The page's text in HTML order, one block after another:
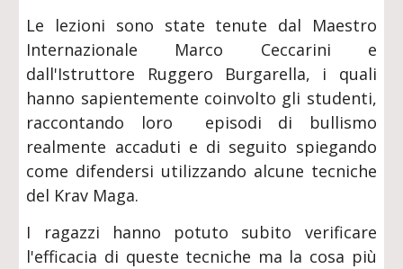
Le lezioni sono state tenute dal Maestro
Internazionale Marco Ceccarini e
dall'Istruttore Ruggero Burgarella, i quali
hanno sapientemente coinvolto gli studenti,
raccontando loro episodi di bullismo
realmente accaduti e di seguito spiegando
come difendersi utilizzando alcune tecniche
del Krav Maga.
I ragazzi hanno potuto subito verificare
l'efficacia di queste tecniche ma la cosa più